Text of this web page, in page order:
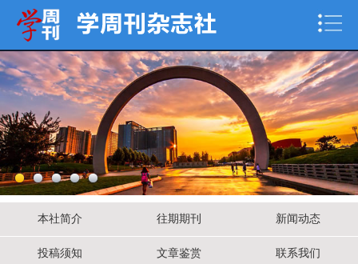
本社简介 往期期刊 新闻动态
投稿须知 文章鉴赏 联系我们